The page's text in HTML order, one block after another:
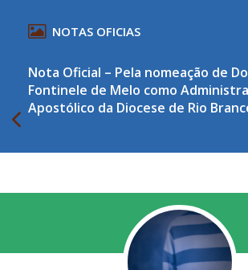
NOTAS OFICIAS
Nota Oficial – Pela nomeação de
Fontinele de Melo como
Apostólico da Diocese de Rio